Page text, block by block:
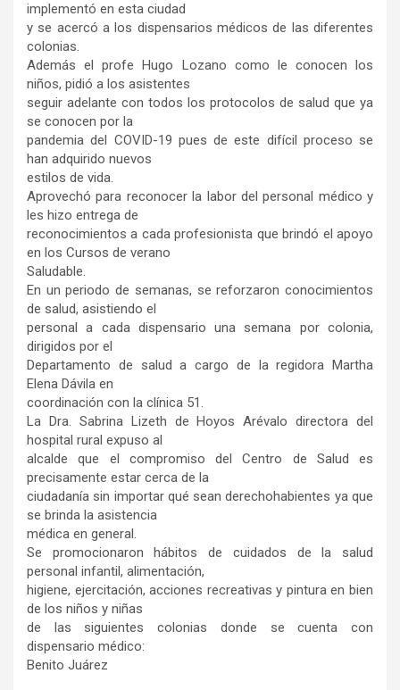
implementó en esta ciudad
y se acercó a los dispensarios médicos de las diferentes
colonias.
Además el profe Hugo Lozano como le conocen los
niños, pidió a los asistentes
seguir adelante con todos los protocolos de salud que ya
se conocen por la
pandemia del COVID-19 pues de este difícil proceso se
han adquirido nuevos
estilos de vida.
Aprovechó para reconocer la labor del personal médico y
les hizo entrega de
reconocimientos a cada profesionista que brindó el apoyo
en los Cursos de verano
Saludable.
En un periodo de semanas, se reforzaron conocimientos
de salud, asistiendo el
personal a cada dispensario una semana por colonia,
dirigidos por el
Departamento de salud a cargo de la regidora Martha
Elena Dávila en
coordinación con la clínica 51.
La Dra. Sabrina Lizeth de Hoyos Arévalo directora del
hospital rural expuso al
alcalde que el compromiso del Centro de Salud es
precisamente estar cerca de la
ciudadanía sin importar qué sean derechohabientes ya que
se brinda la asistencia
médica en general.
Se promocionaron hábitos de cuidados de la salud
personal infantil, alimentación,
higiene, ejercitación, acciones recreativas y pintura en bien
de los niños y niñas
de las siguientes colonias donde se cuenta con
dispensario médico:
Benito Juárez